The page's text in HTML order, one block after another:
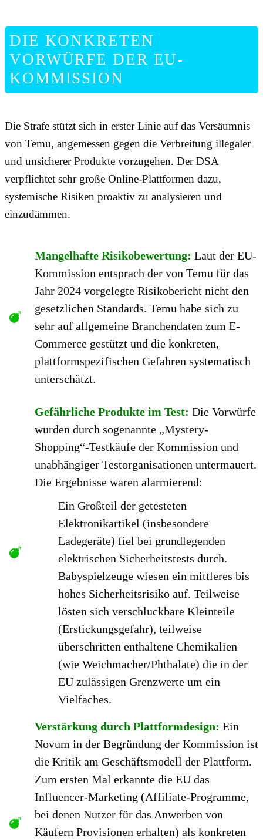
DIE KONKRETEN
VORWÜRFE DER EU-
KOMMISSION
Die Strafe stützt sich in erster Linie auf das Versäumnis
von Temu, angemessen gegen die Verbreitung illegaler
und unsicherer Produkte vorzugehen. Der DSA
verpflichtet sehr große Online-Plattformen dazu,
systemische Risiken proaktiv zu analysieren und
einzudämmen.
Mangelhafte Risikobewertung: Laut der EU-
Kommission entsprach der von Temu für das
Jahr 2024 vorgelegte Risikobericht nicht den
gesetzlichen Standards. Temu habe sich zu
sehr auf allgemeine Branchendaten zum E-
Commerce gestützt und die konkreten,
plattformspezifischen Gefahren systematisch
unterschätzt.
Gefährliche Produkte im Test: Die Vorwürfe
wurden durch sogenannte „Mystery-
Shopping“-Testkäufe der Kommission und
unabhängiger Testorganisationen untermauert.
Die Ergebnisse waren alarmierend:
Ein Großteil der getesteten
Elektronikartikel (insbesondere
Ladegeräte) fiel bei grundlegenden
elektrischen Sicherheitstests durch.
Babyspielzeuge wiesen ein mittleres bis
hohes Sicherheitsrisiko auf. Teilweise
lösten sich verschluckbare Kleinteile
(Erstickungsgefahr), teilweise
überschritten enthaltene Chemikalien
(wie Weichmacher/Phthalate) die in der
EU zulässigen Grenzwerte um ein
Vielfaches.
Verstärkung durch Plattformdesign: Ein
Novum in der Begründung der Kommission ist
die Kritik am Geschäftsmodell der Plattform.
Zum ersten Mal erkannte die EU das
Influencer-Marketing (Affiliate-Programme,
bei denen Nutzer für das Anwerben von
Käufern Provisionen erhalten) als konkreten